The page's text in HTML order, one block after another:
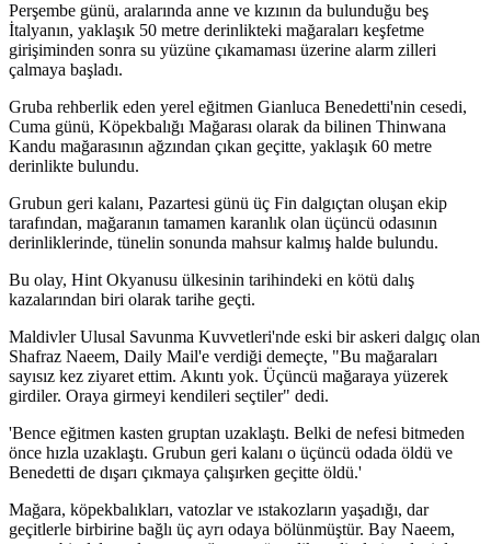
Perşembe günü, aralarında anne ve kızının da bulunduğu beş
İtalyanın, yaklaşık 50 metre derinlikteki mağaraları keşfetme
girişiminden sonra su yüzüne çıkamaması üzerine alarm zilleri
çalmaya başladı.
Gruba rehberlik eden yerel eğitmen Gianluca Benedetti'nin cesedi,
Cuma günü, Köpekbalığı Mağarası olarak da bilinen Thinwana
Kandu mağarasının ağzından çıkan geçitte, yaklaşık 60 metre
derinlikte bulundu.
Grubun geri kalanı, Pazartesi günü üç Fin dalgıçtan oluşan ekip
tarafından, mağaranın tamamen karanlık olan üçüncü odasının
derinliklerinde, tünelin sonunda mahsur kalmış halde bulundu.
Bu olay, Hint Okyanusu ülkesinin tarihindeki en kötü dalış
kazalarından biri olarak tarihe geçti.
Maldivler Ulusal Savunma Kuvvetleri'nde eski bir askeri dalgıç olan
Shafraz Naeem, Daily Mail'e verdiği demeçte, "Bu mağaraları
sayısız kez ziyaret ettim. Akıntı yok. Üçüncü mağaraya yüzerek
girdiler. Oraya girmeyi kendileri seçtiler" dedi.
'Bence eğitmen kasten gruptan uzaklaştı. Belki de nefesi bitmeden
önce hızla uzaklaştı. Grubun geri kalanı o üçüncü odada öldü ve
Benedetti de dışarı çıkmaya çalışırken geçitte öldü.'
Mağara, köpekbalıkları, vatozlar ve ıstakozların yaşadığı, dar
geçitlerle birbirine bağlı üç ayrı odaya bölünmüştür. Bay Naeem,